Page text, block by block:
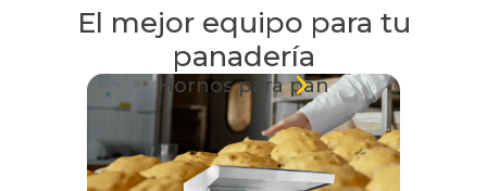
El mejor equipo para tu
panadería
Hornos para pan